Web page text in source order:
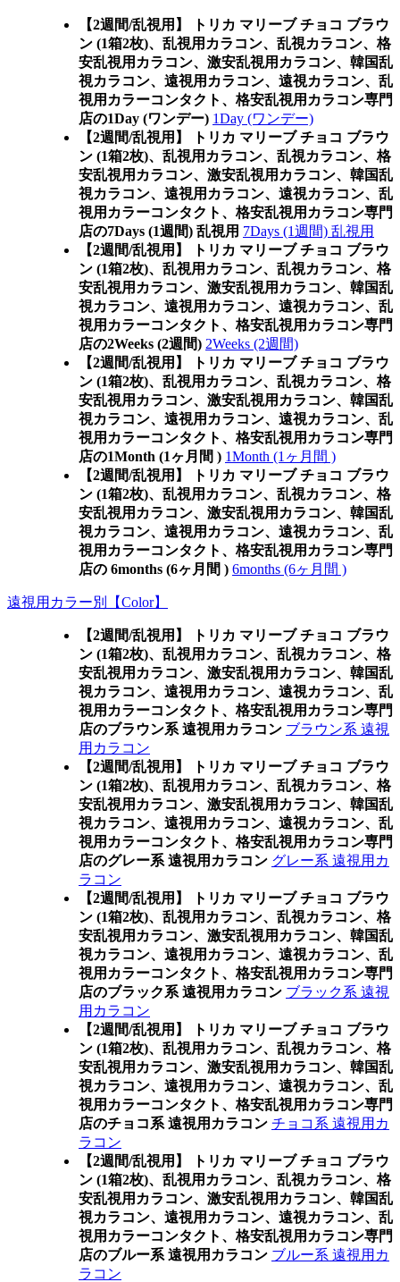
【2週間/乱視用】 トリカ マリーブ チョコ ブラウ
ン (1箱2枚)、乱視用カラコン、乱視カラコン、格
安乱視用カラコン、激安乱視用カラコン、韓国乱
視カラコン、遠視用カラコン、遠視カラコン、乱
視用カラーコンタクト、格安乱視用カラコン専門
店の1Day (ワンデー) 1Day (ワンデー)
【2週間/乱視用】 トリカ マリーブ チョコ ブラウ
ン (1箱2枚)、乱視用カラコン、乱視カラコン、格
安乱視用カラコン、激安乱視用カラコン、韓国乱
視カラコン、遠視用カラコン、遠視カラコン、乱
視用カラーコンタクト、格安乱視用カラコン専門
店の7Days (1週間) 乱視用 7Days (1週間) 乱視用
【2週間/乱視用】 トリカ マリーブ チョコ ブラウ
ン (1箱2枚)、乱視用カラコン、乱視カラコン、格
安乱視用カラコン、激安乱視用カラコン、韓国乱
視カラコン、遠視用カラコン、遠視カラコン、乱
視用カラーコンタクト、格安乱視用カラコン専門
店の2Weeks (2週間) 2Weeks (2週間)
【2週間/乱視用】 トリカ マリーブ チョコ ブラウ
ン (1箱2枚)、乱視用カラコン、乱視カラコン、格
安乱視用カラコン、激安乱視用カラコン、韓国乱
視カラコン、遠視用カラコン、遠視カラコン、乱
視用カラーコンタクト、格安乱視用カラコン専門
店の1Month (1ヶ月間 ) 1Month (1ヶ月間 )
【2週間/乱視用】 トリカ マリーブ チョコ ブラウ
ン (1箱2枚)、乱視用カラコン、乱視カラコン、格
安乱視用カラコン、激安乱視用カラコン、韓国乱
視カラコン、遠視用カラコン、遠視カラコン、乱
視用カラーコンタクト、格安乱視用カラコン専門
店の 6months (6ヶ月間 ) 6months (6ヶ月間 )
遠視用カラー別【Color】
【2週間/乱視用】 トリカ マリーブ チョコ ブラウ
ン (1箱2枚)、乱視用カラコン、乱視カラコン、格
安乱視用カラコン、激安乱視用カラコン、韓国乱
視カラコン、遠視用カラコン、遠視カラコン、乱
視用カラーコンタクト、格安乱視用カラコン専門
店のブラウン系 遠視用カラコン ブラウン系 遠視
用カラコン
【2週間/乱視用】 トリカ マリーブ チョコ ブラウ
ン (1箱2枚)、乱視用カラコン、乱視カラコン、格
安乱視用カラコン、激安乱視用カラコン、韓国乱
視カラコン、遠視用カラコン、遠視カラコン、乱
視用カラーコンタクト、格安乱視用カラコン専門
店のグレー系 遠視用カラコン グレー系 遠視用カ
ラコン
【2週間/乱視用】 トリカ マリーブ チョコ ブラウ
ン (1箱2枚)、乱視用カラコン、乱視カラコン、格
安乱視用カラコン、激安乱視用カラコン、韓国乱
視カラコン、遠視用カラコン、遠視カラコン、乱
視用カラーコンタクト、格安乱視用カラコン専門
店のブラック系 遠視用カラコン ブラック系 遠視
用カラコン
【2週間/乱視用】 トリカ マリーブ チョコ ブラウ
ン (1箱2枚)、乱視用カラコン、乱視カラコン、格
安乱視用カラコン、激安乱視用カラコン、韓国乱
視カラコン、遠視用カラコン、遠視カラコン、乱
視用カラーコンタクト、格安乱視用カラコン専門
店のチョコ系 遠視用カラコン チョコ系 遠視用カ
ラコン
【2週間/乱視用】 トリカ マリーブ チョコ ブラウ
ン (1箱2枚)、乱視用カラコン、乱視カラコン、格
安乱視用カラコン、激安乱視用カラコン、韓国乱
視カラコン、遠視用カラコン、遠視カラコン、乱
視用カラーコンタクト、格安乱視用カラコン専門
店のブルー系 遠視用カラコン ブルー系 遠視用カ
ラコン